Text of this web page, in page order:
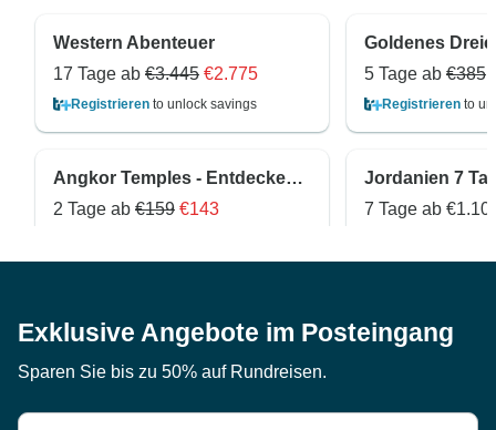
Western Abenteuer
17 Tage ab €3.445 €2.775
Registrieren to unlock savings
5 Tage ab €385
Registrieren to
Angkor Temples - Entdecken Sie das Beste des UNESCO-Weltkulturerbes
2 Tage ab €159 €143
Jordanien 7
7 Tage ab
Exklusive Angebote im Posteingang
Sparen Sie bis zu 50% auf Rundreisen.